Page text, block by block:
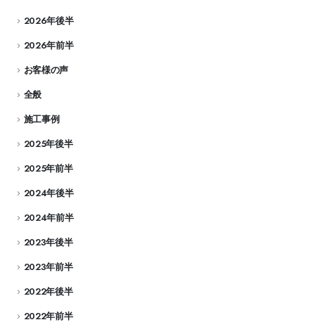
2026年後半
2026年前半
お客様の声
全般
施工事例
2025年後半
2025年前半
2024年後半
2024年前半
2023年後半
2023年前半
2022年後半
2022年前半